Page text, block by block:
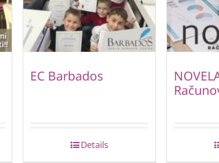
EC Barbados
Details